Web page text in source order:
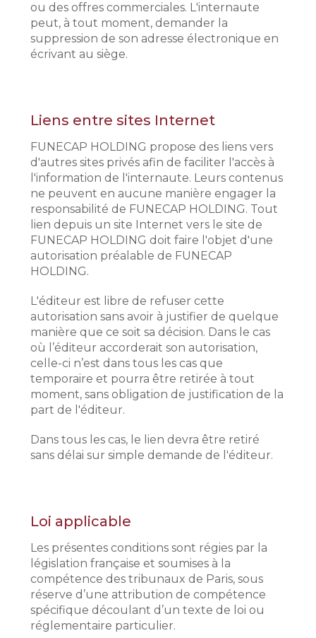
ou des offres commerciales. L'internaute
peut, à tout moment, demander la
suppression de son adresse électronique en
écrivant au siège.
Liens entre sites Internet
FUNECAP HOLDING propose des liens vers
d'autres sites privés afin de faciliter l'accès à
l'information de l'internaute. Leurs contenus
ne peuvent en aucune manière engager la
responsabilité de FUNECAP HOLDING. Tout
lien depuis un site Internet vers le site de
FUNECAP HOLDING doit faire l'objet d'une
autorisation préalable de FUNECAP
HOLDING.
L'éditeur est libre de refuser cette
autorisation sans avoir à justifier de quelque
manière que ce soit sa décision. Dans le cas
où l’éditeur accorderait son autorisation,
celle-ci n’est dans tous les cas que
temporaire et pourra être retirée à tout
moment, sans obligation de justification de la
part de l'éditeur.
Dans tous les cas, le lien devra être retiré
sans délai sur simple demande de l'éditeur.
Loi applicable
Les présentes conditions sont régies par la
législation française et soumises à la
compétence des tribunaux de Paris, sous
réserve d’une attribution de compétence
spécifique découlant d’un texte de loi ou
réglementaire particulier.